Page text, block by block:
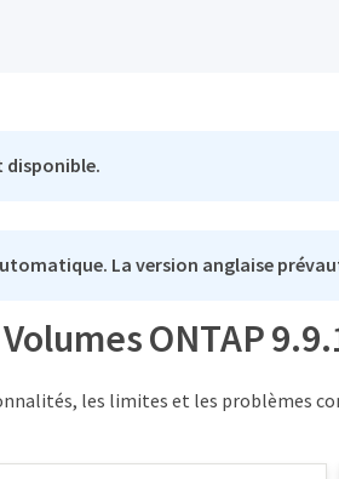
disponible.
La version anglaise
ONTAP
les limites et les problèmes